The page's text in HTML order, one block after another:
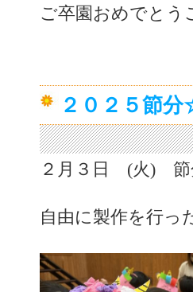
ご卒園おめでとう
２０２５節
２月３日 (火) 節
自由に製作を行っ